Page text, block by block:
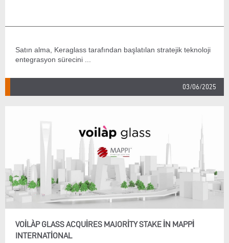
Satın alma, Keraglass tarafından başlatılan stratejik teknoloji
entegrasyon sürecini ...
03/06/2025
VOILÀP GLASS ACQUIRES MAJORITY STAKE IN MAPPI
INTERNATIONAL